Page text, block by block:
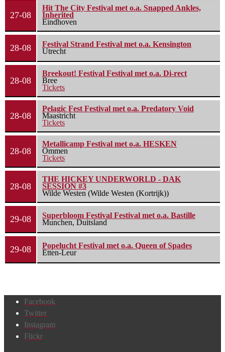
27-08
Hit The City Festival met o.a. Snapped Ankles,
Inherited
Eindhoven
28-08
Festival Strand Festival met o.a. Kensington
Utrecht
28-08
Breekout! Festival Festival met o.a. Di-rect
Bree
Tickets
28-08
Pelagic Fest Festival met o.a. Predatory Void
Maastricht
Tickets
28-08
Metallicamp Festival met o.a. HESKEN
Ommen
Tickets
28-08
THE HICKEY UNDERWORLD - DAK
SESSION #3
Wilde Westen (Wilde Westen (Kortrijk))
29-08
Superbloom Festival Festival met o.a. Bastille
Munchen, Duitsland
29-08
Popelucht Festival met o.a. Queen of Spades
Etten-Leur
Facebook
Twitter
Instagram
Flickr